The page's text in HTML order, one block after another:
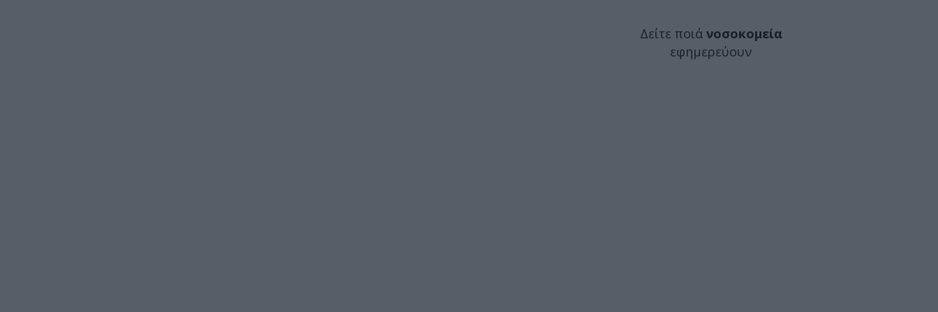
Δείτε ποιά νοσοκομεία
εφημερεύουν